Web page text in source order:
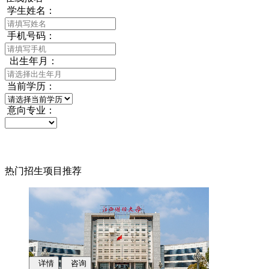
学生姓名：
手机号码：
出生年月：
当前学历：
意向专业：
热门招生项目推荐
详情 咨询